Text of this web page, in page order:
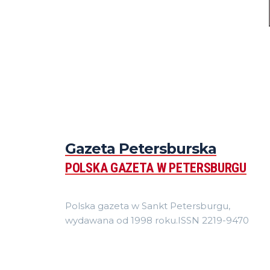
Gazeta Petersburska
POLSKA GAZETA W PETERSBURGU
Polska gazeta w Sankt Petersburgu,
wydawana od 1998 roku.ISSN 2219-9470